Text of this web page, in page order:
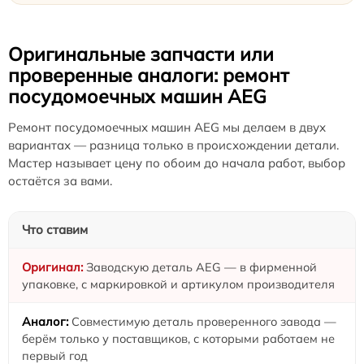
Оригинальные запчасти или
проверенные аналоги: ремонт
посудомоечных машин AEG
Ремонт посудомоечных машин AEG мы делаем в двух
вариантах — разница только в происхождении детали.
Мастер называет цену по обоим до начала работ, выбор
остаётся за вами.
Что ставим
Заводскую деталь AEG — в фирменной
упаковке, с маркировкой и артикулом производителя
Совместимую деталь проверенного завода —
берём только у поставщиков, с которыми работаем не
первый год